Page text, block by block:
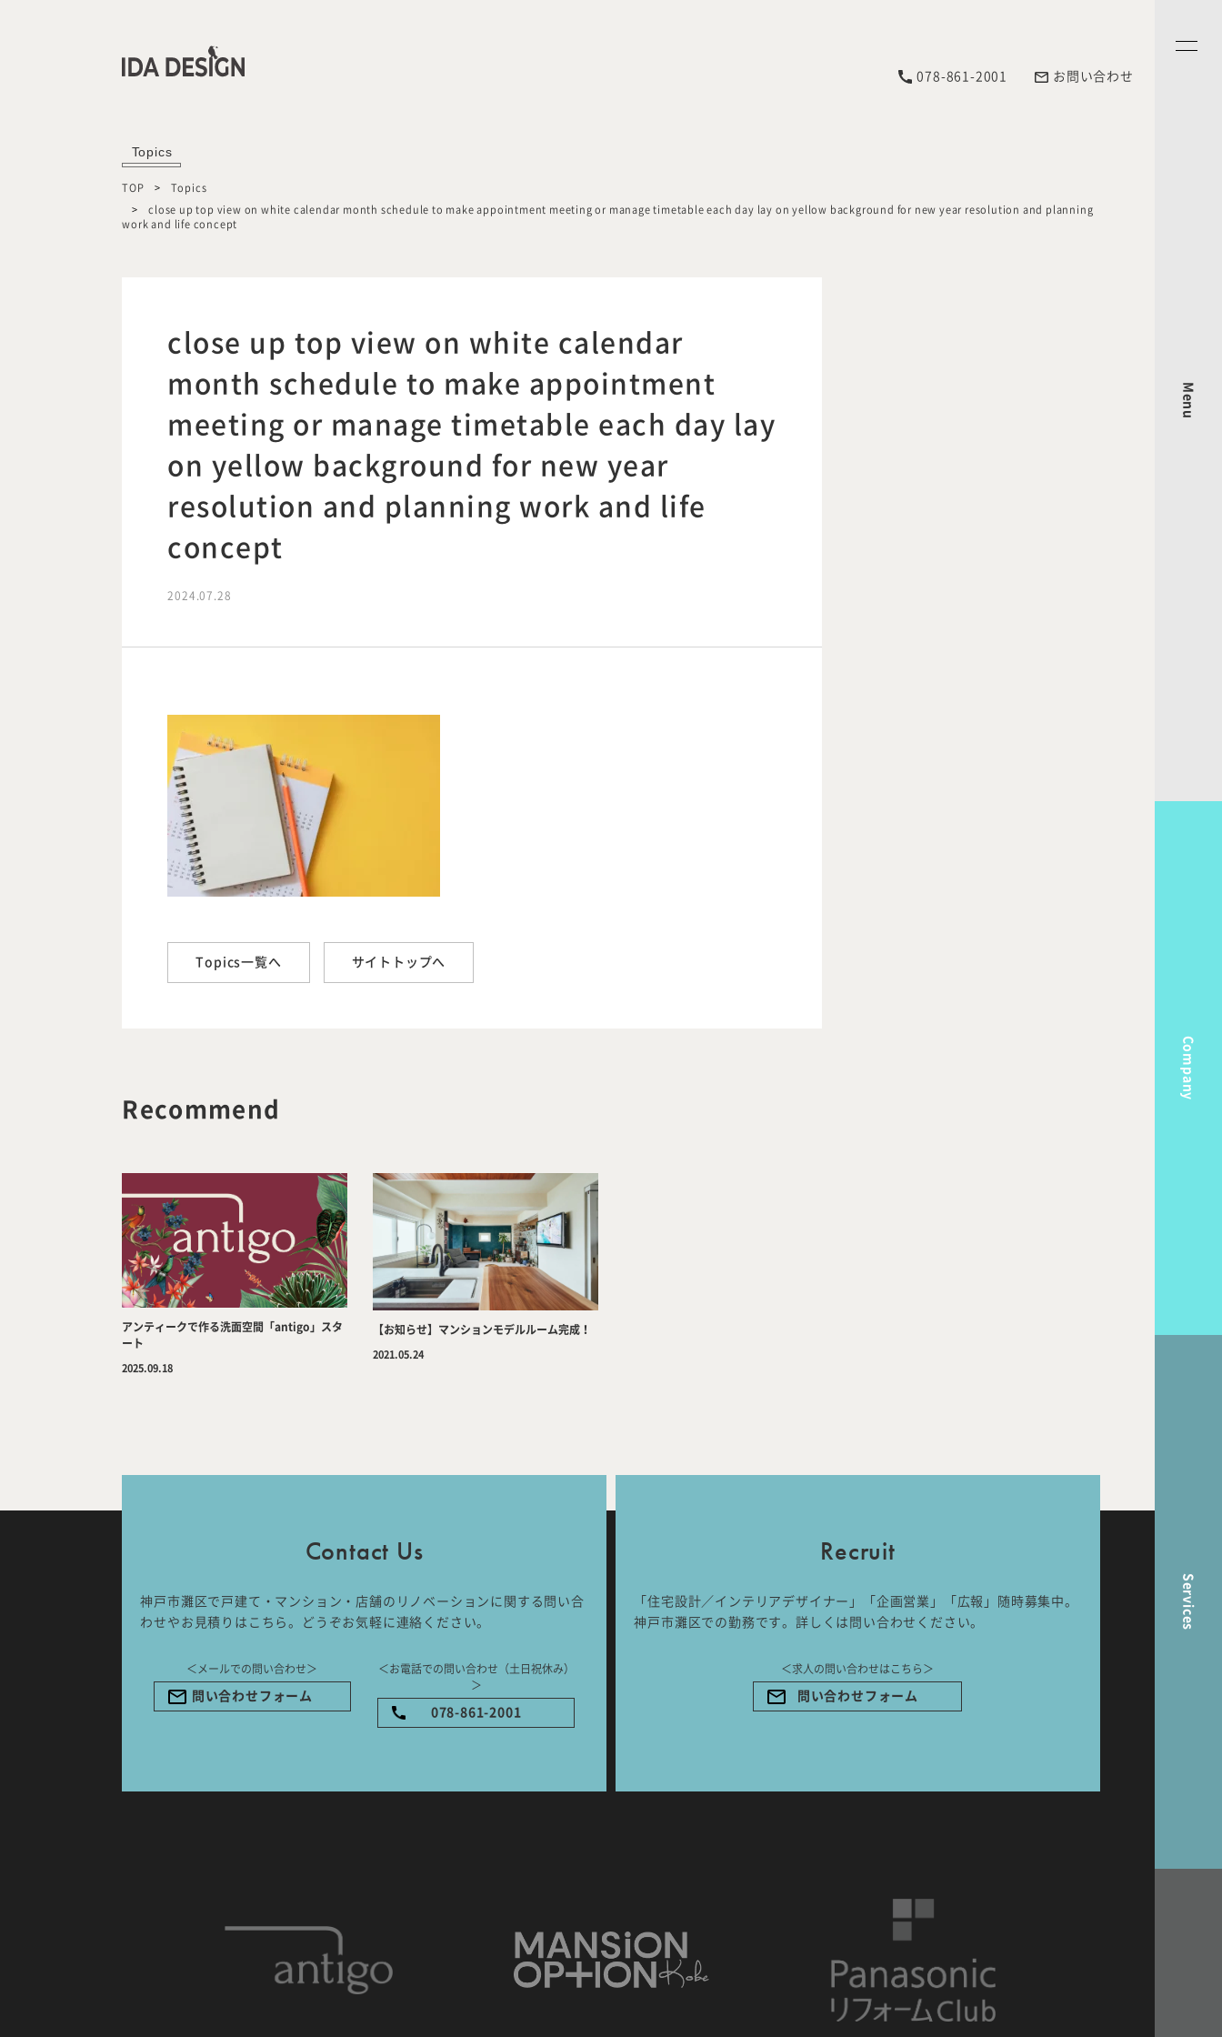
078-861-2001 お問い合わせ
Menu
Company
Services
Topics
TOP Topics
close up top view on white calendar month schedule to make appointment meeting or manage timetable each day lay on yellow background for new year resolution and planning
work and life concept
close up top view on white calendar
month schedule to make appointment
meeting or manage timetable each day lay
on yellow background for new year
resolution and planning work and life
concept
2024.07.28
Topics一覧へ サイトトップへ
Recommend
アンティークで作る洗面空間「antigo」スタ
ート
2025.09.18
【お知らせ】マンションモデルルーム完成！
2021.05.24
Contact Us
神戸市灘区で戸建て・マンション・店舗のリノベーションに関する問い合
わせやお見積りはこちら。どうぞお気軽に連絡ください。
＜メールでの問い合わせ＞
問い合わせフォーム
＜お電話での問い合わせ（土日祝休み）
＞
078-861-2001
Recruit
「住宅設計／インテリアデザイナー」「企画営業」「広報」随時募集中。
神戸市灘区での勤務です。詳しくは問い合わせください。
＜求人の問い合わせはこちら＞
問い合わせフォーム